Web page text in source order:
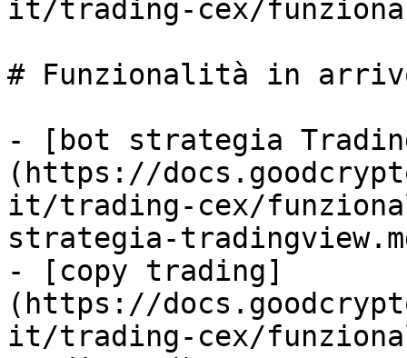
it/trading-cex/
# Funzionalità in
- [bot strategia
(https://
it/trading-cex/
strategia-
- [copy trading]
(https://
it/trading-cex/